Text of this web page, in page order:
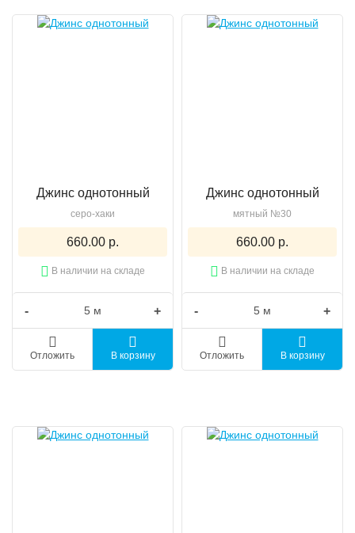
Джинс однотонный
серо-хаки
660.00 р.
В наличии на складе
- +
Отложить В корзину
Джинс однотонный
мятный №30
660.00 р.
В наличии на складе
- +
Отложить В корзину